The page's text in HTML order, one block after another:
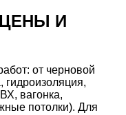
ЦЕНЫ И
от черновой
гидроизоляция,
вагонка,
потолки). Для